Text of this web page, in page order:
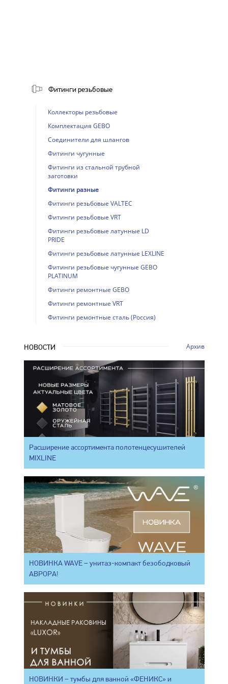
Фитинги резьбовые
Коллекторы резьбовые
Комплектация GEBO
Соединители для шлангов
Фитинги чугунные
Фитинги из стальной трубной
заготовки
Фитинги разные
Фитинги резьбовые VALTEC
Фитинги резьбовые VRT
Фитинги резьбовые латунные LD
PRIDE
Фитинги резьбовые латунные LEXLINE
Фитинги резьбовые чугунные GEBO
PLATINUM
Фитинги ремонтные GEBO
Фитинги ремонтные VRT
Фитинги ремонтные сталь (Россия)
НОВОСТИ Архив
Расширение ассортимента полотенцесушителей
MIXLINE
НОВИНКА WAVE – унитаз-компакт безободковый
АВРОРА!
НОВИНКИ – тумбы для ванной «ФЕНИКС» и